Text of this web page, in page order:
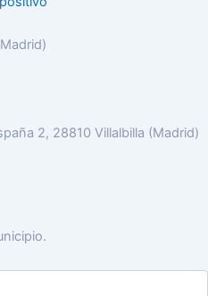
2, 28810 Villalbilla (Madrid)